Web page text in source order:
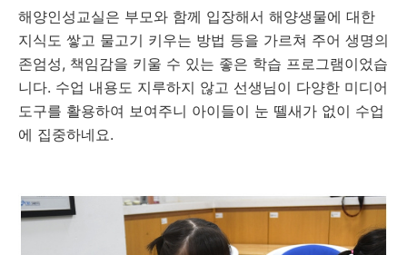
해양인성교실은 부모와 함께 입장해서 해양생물에 대한
지식도 쌓고 물고기 키우는 방법 등을 가르쳐 주어 생명의
존엄성, 책임감을 키울 수 있는 좋은 학습 프로그램이었습
니다. 수업 내용도 지루하지 않고 선생님이 다양한 미디어
도구를 활용하여 보여주니 아이들이 눈 뗄새가 없이 수업
에 집중하네요.